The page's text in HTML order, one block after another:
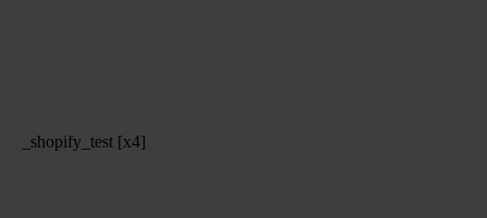
_shopify_test [x4]